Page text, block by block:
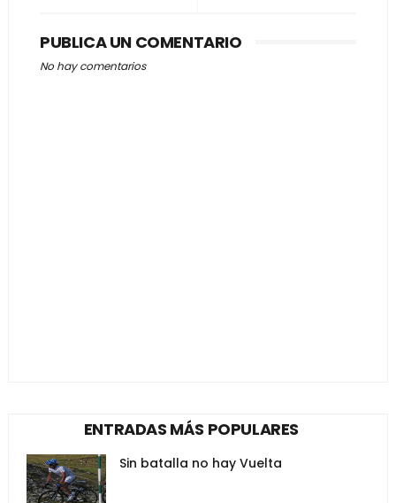
PUBLICA UN COMENTARIO
No hay comentarios
ENTRADAS MÁS POPULARES
Sin batalla no hay Vuelta